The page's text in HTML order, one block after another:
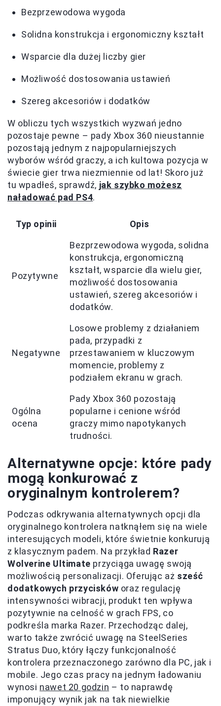
Bezprzewodowa wygoda
Solidna konstrukcja i ergonomiczny kształt
Wsparcie dla dużej liczby gier
Możliwość dostosowania ustawień
Szereg akcesoriów i dodatków
W obliczu tych wszystkich wyzwań jedno
pozostaje pewne – pady Xbox 360 nieustannie
pozostają jednym z najpopularniejszych
wyborów wśród graczy, a ich kultowa pozycja w
świecie gier trwa niezmiennie od lat! Skoro już
tu wpadłeś, sprawdź, jak szybko możesz
naładować pad PS4.
Typ opinii Opis
Pozytywne
Bezprzewodowa wygoda, solidna
konstrukcja, ergonomiczną
kształt, wsparcie dla wielu gier,
możliwość dostosowania
ustawień, szereg akcesoriów i
dodatków.
Negatywne
Losowe problemy z działaniem
pada, przypadki z
przestawaniem w kluczowym
momencie, problemy z
podziałem ekranu w grach.
Ogólna
ocena
Pady Xbox 360 pozostają
popularne i cenione wśród
graczy mimo napotykanych
trudności.
Alternatywne opcje: które pady
mogą konkurować z
oryginalnym kontrolerem?
Podczas odkrywania alternatywnych opcji dla
oryginalnego kontrolera natknąłem się na wiele
interesujących modeli, które świetnie konkurują
z klasycznym padem. Na przykład Razer
Wolverine Ultimate przyciąga uwagę swoją
możliwością personalizacji. Oferując aż sześć
dodatkowych przycisków oraz regulację
intensywności wibracji, produkt ten wpływa
pozytywnie na celność w grach FPS, co
podkreśla marka Razer. Przechodząc dalej,
warto także zwrócić uwagę na SteelSeries
Stratus Duo, który łączy funkcjonalność
kontrolera przeznaczonego zarówno dla PC, jak i
mobile. Jego czas pracy na jednym ładowaniu
wynosi nawet 20 godzin – to naprawdę
imponujący wynik jak na tak niewielkie